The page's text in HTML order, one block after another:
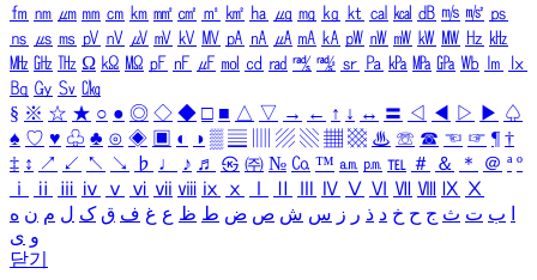
㎙ ㎚ ㎛ ㎜ ㎝ ㎞ ㎟ ㎠ ㎡ ㎢ ㏊ ㎍ ㎎ ㎏ ㏏ ㎈ ㎉ ㏈ ㎧ ㎨ ㎰
㎱ ㎲ ㎳ ㎴ ㎵ ㎶ ㎷ ㎸ ㎹ ㎀ ㎁ ㎂ ㎃ ㎄ ㎺ ㎻ ㎽ ㎾ ㎿ ㎐ ㎑
㎒ ㎓ ㎔ Ω ㏀ ㏁ ㎊ ㎋ ㎌ ㏖ ㏅ ㎭ ㎮ ㎯ ㏛ ㎩ ㎪ ㎫ ㎬ ㏝ ㏐
㏓
㏃ ㏉ ㏜ ㏆
§ ※ ☆ ★ ○ ● ◎ ◇ ◆ □ ■ △ ▽ → ← ↑ ↓ ↔ 〓 ◁ ◀ ▷ ▶ ♤
♠ ♡ ♥ ♧ ♣ ⊙ ◈ ▣ ◐ ◑ ▒ ▤ ▨ ▧ ▦ ▩ ♨ ☏ ☎ ☜ ☞ ¶ †
‡ ↕ ↗ ↙ ↖ ↘ ♭ ♩ ♪ ♬ ㉿ ㈜ № ㏇ ™ ㏂ ㏘ ℡ ＃ ＆ ＊ ＠ ª º
ⅰ
ⅱ ⅲ ⅳ ⅴ ⅵ ⅶ ⅷ ⅸ ⅹ Ⅳ Ⅴ Ⅵ Ⅶ Ⅷ Ⅸ Ⅹ
ب ت ث ج ح خ د ذ ر ز س ش ص ض ط ظ ع غ ف ق ک ل م ن ه
و ی
닫기